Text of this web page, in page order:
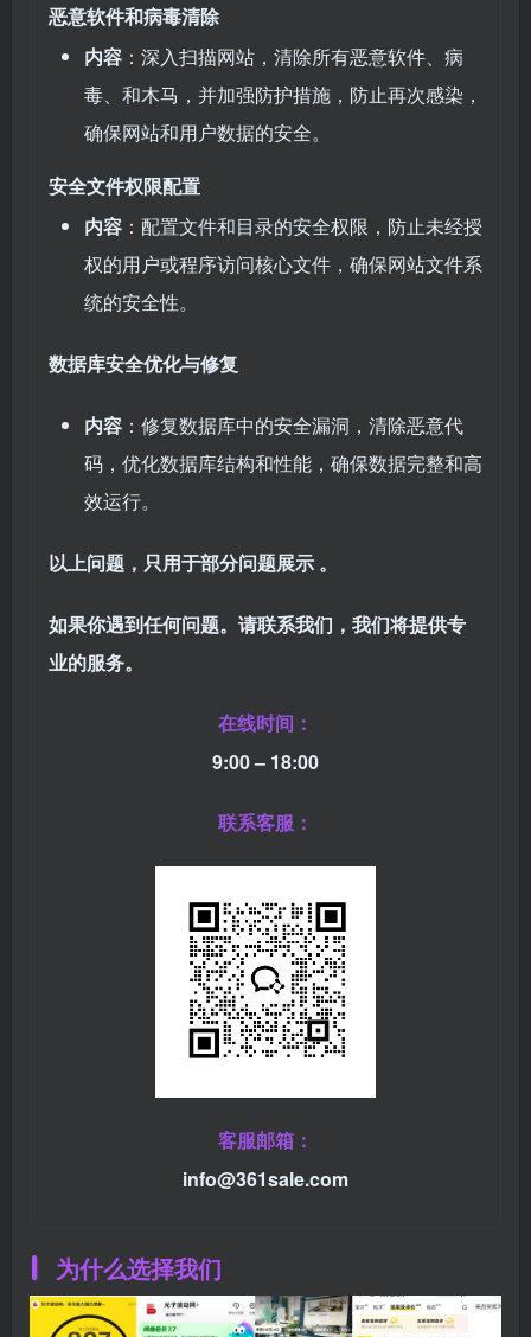
恶意软件和病毒清除
内容 ：深入扫描网站，清除所有恶意软件、病
毒、和木马，并加强防护措施，防止再次感染，
确保网站和用户数据的安全。
安全文件权限配置
内容 ：配置文件和目录的安全权限，防止未经授
权的用户或程序访问核心文件，确保网站文件系
统的安全性。
数据库安全优化与修复
内容 ：修复数据库中的安全漏洞，清除恶意代
码，优化数据库结构和性能，确保数据完整和高
效运行。
以上问题，只用于部分问题展示 。
如果你遇到任何问题。请联系我们，我们将提供专
业的服务。
在线时间：
9:00 – 18:00
联系客服：
客服邮箱：
info@361sale.com
为什么选择我们